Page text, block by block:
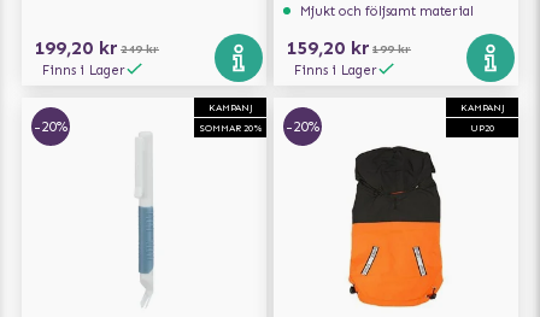
199,20 kr 249 kr
Finns i Lager
Mjukt och följsamt material
159,20 kr 199 kr
Finns i Lager
KAMPANJ
SOMMAR 20%
-20%
KAMPANJ
UP20
-20%